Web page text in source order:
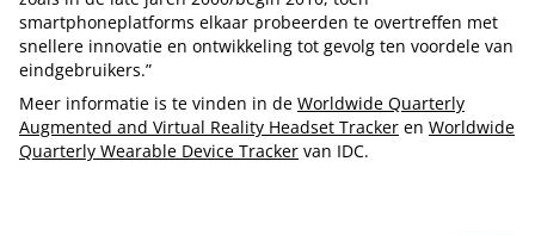
smartphoneplatforms elkaar probeerden te overtreffen met
snellere innovatie en ontwikkeling tot gevolg ten voordele van
eindgebruikers.”
Meer informatie is te vinden in de Worldwide Quarterly
Augmented and Virtual Reality Headset Tracker en Worldwide
Quarterly Wearable Device Tracker van IDC.